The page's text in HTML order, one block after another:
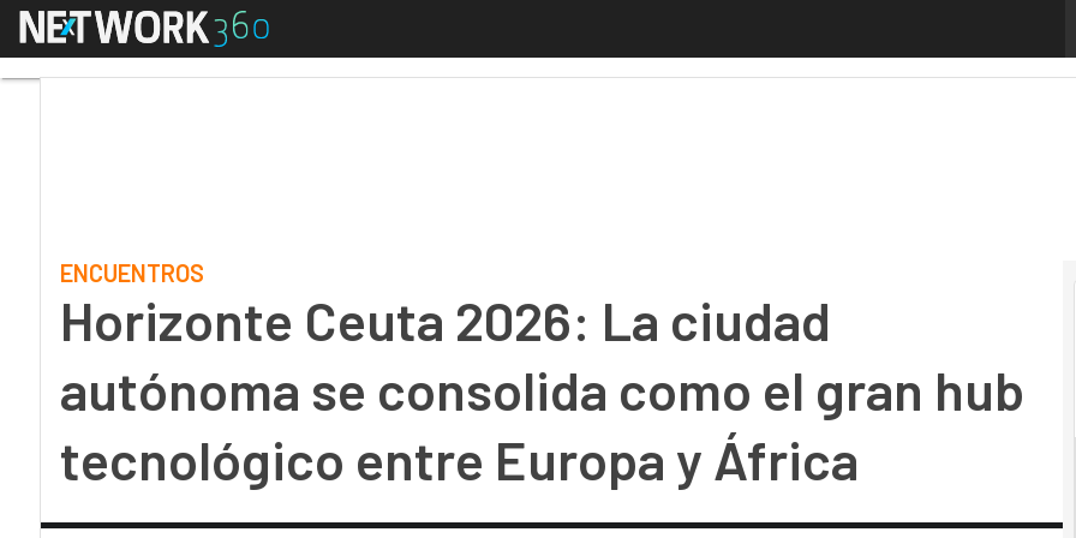
Menú Horizonte Ceuta 2026: La ciudad autónoma se consolida como el gran hub
ENCUENTROS
Horizonte Ceuta 2026: La ciudad
autónoma se consolida como el gran hub
tecnológico entre Europa y África